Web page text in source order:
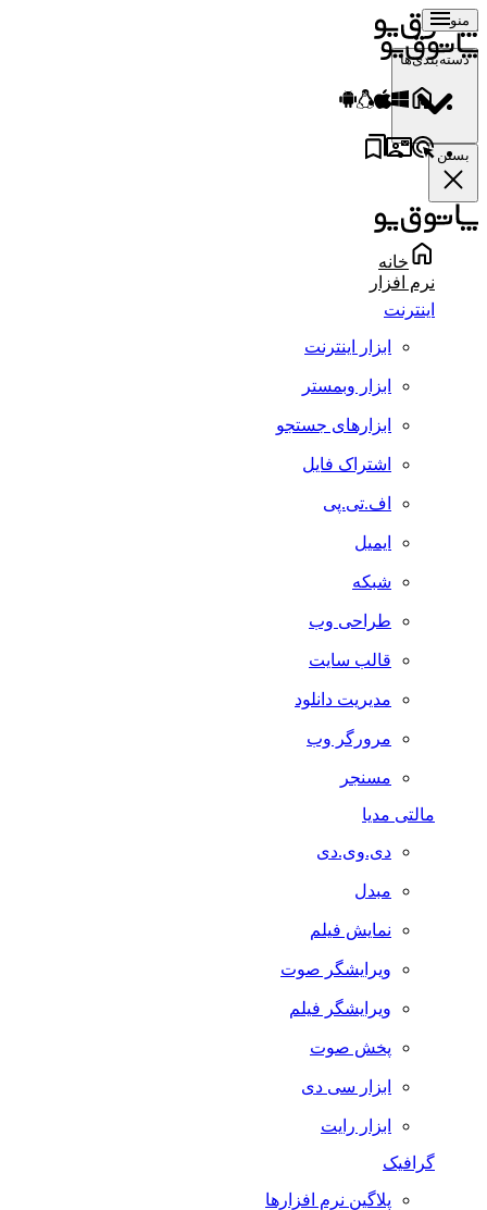
منو
دسته‌بندی‌ها
بستن
خانه
نرم افزار
اینترنت
ابزار اینترنت
ابزار وبمستر
ابزارهای جستجو
اشتراک فایل
اف.تی.پی
ایمیل
شبکه
طراحی وب
قالب سایت
مدیریت دانلود
مرورگر وب
مسنجر
مالتی مدیا
دی.وی.دی
مبدل
نمایش فیلم
ویرایشگر صوت
ویرایشگر فیلم
پخش صوت
ابزار سی دی
ابزار رایت
گرافیک
پلاگین نرم افزارها